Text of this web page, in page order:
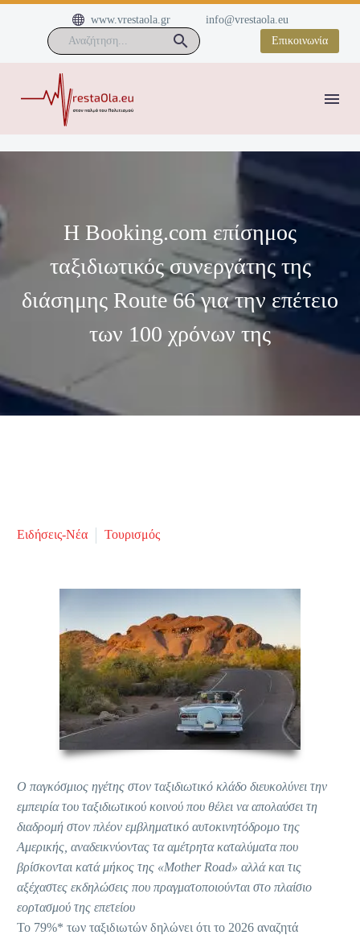

 www.vrestaola.gr
info@vrestaola.eu
Επικοινωνία
Η Booking.com επίσημος
ταξιδιωτικός συνεργάτης της
διάσημης Route 66 για την επέτειο
των 100 χρόνων της
Ειδήσεις-Νέα Τουρισμός
Ο παγκόσμιος ηγέτης στον ταξιδιωτικό κλάδο διευκολύνει την
εμπειρία του ταξιδιωτικού κοινού που θέλει να απολαύσει τη
διαδρομή στον πλέον εμβληματικό αυτοκινητόδρομο της
Αμερικής, αναδεικνύοντας τα αμέτρητα καταλύματα που
βρίσκονται κατά μήκος της «Mother Road» αλλά και τις
αξέχαστες εκδηλώσεις που πραγματοποιούνται στο πλαίσιο
εορτασμού της επετείου
Το 79%* των ταξιδιωτών δηλώνει ότι το 2026 αναζητά